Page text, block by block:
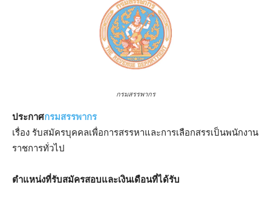
กรมสรรพากร
ประกาศกรมสรรพากร
เรื่อง รับสมัครบุคคลเพื่อการสรรหาและการเลือกสรรเป็นพนักงาน
ราชการทั่วไป
ตำแหน่งที่รับสมัครสอบและเงินเดือนที่ได้รับ